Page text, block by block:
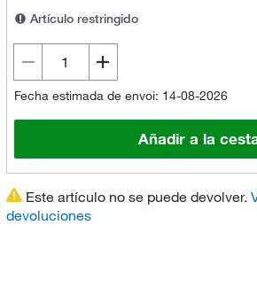
Artículo restringido
Fecha estimada de envoi: 14-08-2026
Añadir a la
Este artículo no se puede devolver.
devoluciones